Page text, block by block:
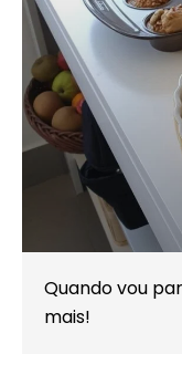
Quando vou
mais!